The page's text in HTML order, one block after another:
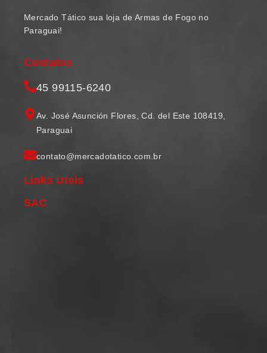
Mercado Tático sua loja de Armas de Fogo no
Paraguai!
Contatos
45 99115-6240
Av. José Asunción Flores, Cd. del Este 108419,
Paraguai
contato@mercadotatico.com.br
Links Uteis
SAC